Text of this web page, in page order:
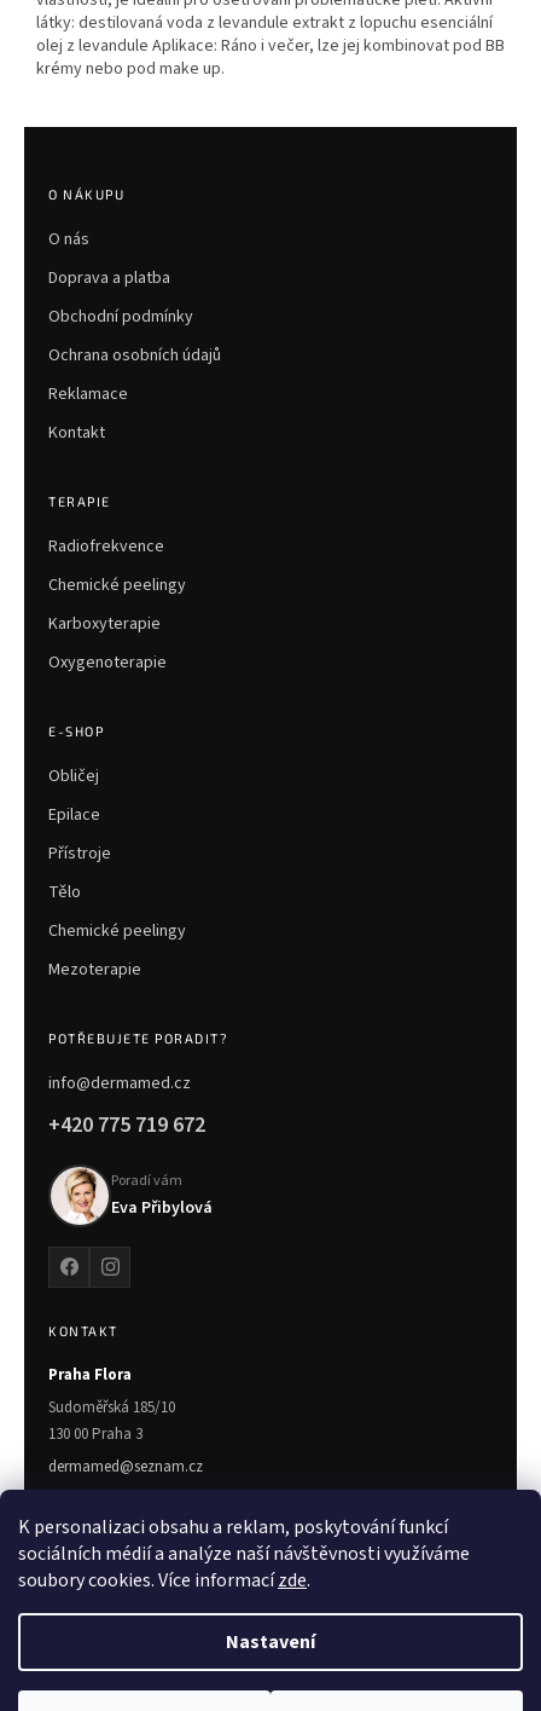
K personalizaci obsahu a reklam, poskytování funkcí
sociálních médií a analýze naší návštěvnosti využíváme
soubory cookies. Více informacízde.
Nastavení
látky: destilovaná voda z levandule extrakt z lopuchu esenciální
olej z levandule Aplikace: Ráno i večer, lze jej kombinovat pod BB
krémy nebo pod make up.
O NÁKUPU
O nás
Doprava a platba
Obchodní podmínky
Ochrana osobních údajů
Reklamace
Kontakt
TERAPIE
Radiofrekvence
Chemické peelingy
Karboxyterapie
Oxygenoterapie
E-SHOP
Obličej
Epilace
Přístroje
Tělo
Chemické peelingy
Mezoterapie
POTŘEBUJETE PORADIT?
info@dermamed.cz
+420 775 719 672
Poradí vám
Eva Přibylová
KONTAKT
Praha Flora
Sudoměřská 185/10
130 00 Praha 3
dermamed@seznam.cz
775 719 672
Zlín
Třída T. Bati 7023
760 01 Zlín